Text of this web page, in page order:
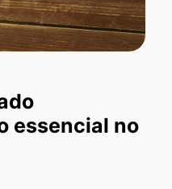
essencial no